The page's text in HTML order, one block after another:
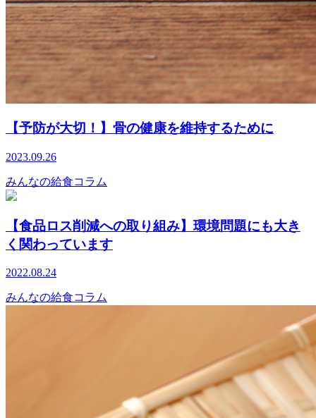
【予防が大切！】骨の健康を維持するために
2023.09.26
みんなの給食コラム
【食品ロス削減への取り組み】環境問題にも大き
く関わっています
2022.08.24
みんなの給食コラム